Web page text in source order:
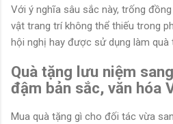
Với ý nghĩa sâu sắc này, trống
vật trang trí không thể thiếu trong
hội nghị hay được sử dụng làm quà
Quà tặng lưu niệm
đậm bản sắc, văn hóa
Mua quà tặng gì cho đối tác vừa